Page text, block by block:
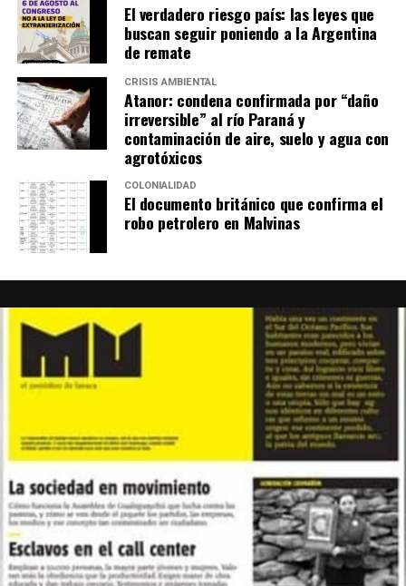
El verdadero riesgo país: las leyes que
buscan seguir poniendo a la Argentina
de remate
CRISIS AMBIENTAL
Atanor: condena confirmada por “daño
irreversible” al río Paraná y
contaminación de aire, suelo y agua con
agrotóxicos
COLONIALIDAD
El documento británico que confirma el
robo petrolero en Malvinas